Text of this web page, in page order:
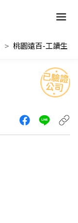
桃園遠百-工讀生